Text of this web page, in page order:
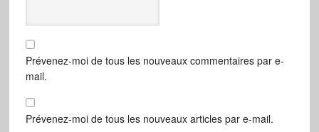
Prévenez-moi de tous les nouveaux commentaires par e-
mail.
Prévenez-moi de tous les nouveaux articles par e-mail.